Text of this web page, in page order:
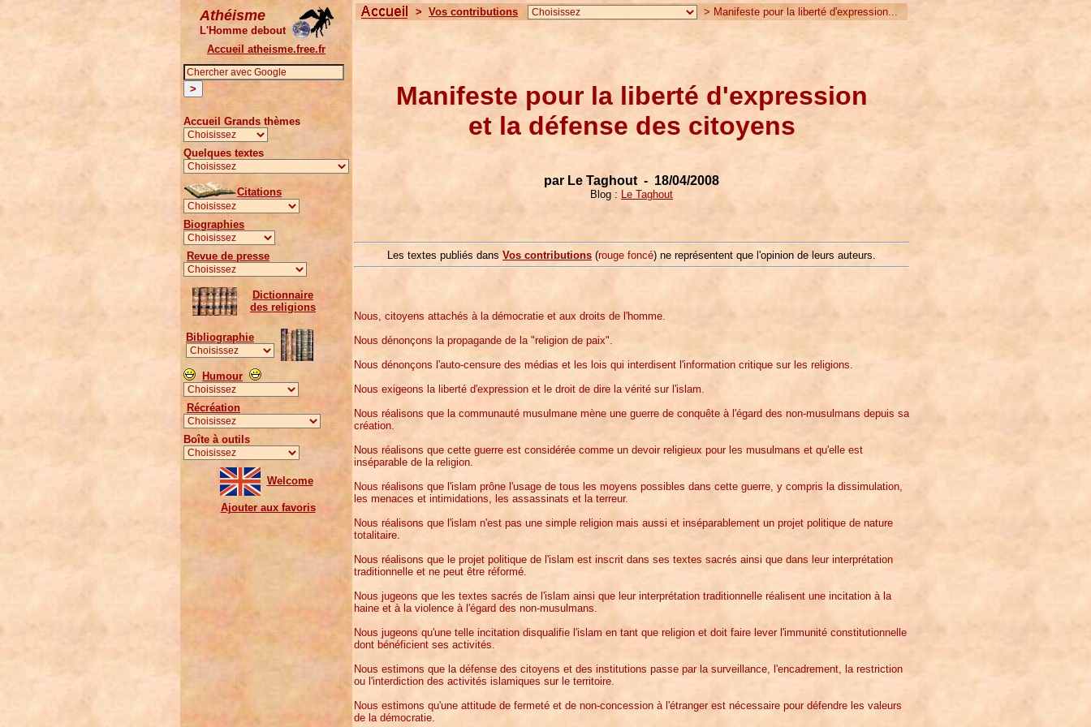
Athéisme
L'Homme debout
Accueil atheisme.free.fr
Accueil Grands thèmes
Quelques textes
Citations
Biographies
Revue de presse
Dictionnaire
des religions
Bibliographie
Humour
Récréation
Boîte à outils
Welcome
Ajouter aux favoris
> Vos contributions > Manifeste pour la liberté d'expression...
Manifeste pour la liberté d'expression
et la défense des citoyens
par Le Taghout - 18/04/2008
Blog : Le Taghout
Les textes publiés dans Vos contributions (rouge foncé) ne représentent que l'opinion de leurs auteurs.
Nous, citoyens attachés à la démocratie et aux droits de l'homme.
Nous dénonçons la propagande de la "religion de paix".
Nous dénonçons l'auto-censure des médias et les lois qui interdisent l'information critique sur les religions.
Nous exigeons la liberté d'expression et le droit de dire la vérité sur l'islam.
Nous réalisons que la communauté musulmane mène une guerre de conquête à l'égard des non-musulmans depuis sa
création.
Nous réalisons que cette guerre est considérée comme un devoir religieux pour les musulmans et qu'elle est
inséparable de la religion.
Nous réalisons que l'islam prône l'usage de tous les moyens possibles dans cette guerre, y compris la dissimulation,
les menaces et intimidations, les assassinats et la terreur.
Nous réalisons que l'islam n'est pas une simple religion mais aussi et inséparablement un projet politique de nature
totalitaire.
Nous réalisons que le projet politique de l'islam est inscrit dans ses textes sacrés ainsi que dans leur interprétation
traditionnelle et ne peut être réformé.
Nous jugeons que les textes sacrés de l'islam ainsi que leur interprétation traditionnelle réalisent une incitation à la
haine et à la violence à l'égard des non-musulmans.
Nous jugeons qu'une telle incitation disqualifie l'islam en tant que religion et doit faire lever l'immunité constitutionnelle
dont bénéficient ses activités.
Nous estimons que la défense des citoyens et des institutions passe par la surveillance, l'encadrement, la restriction
ou l'interdiction des activités islamiques sur le territoire.
Nous estimons qu'une attitude de fermeté et de non-concession à l'étranger est nécessaire pour défendre les valeurs
de la démocratie.